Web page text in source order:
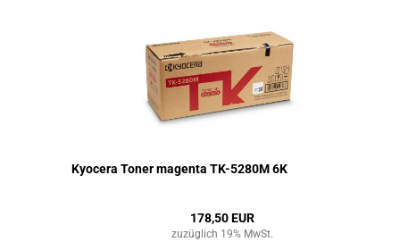
Kyocera Toner magenta TK-5280M 6K
178,50 EUR
zuzüglich 19% MwSt.